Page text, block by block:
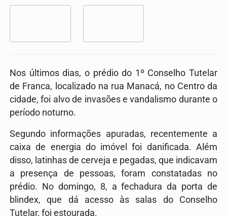
Nos últimos dias, o prédio do 1º Conselho Tutelar
de Franca, localizado na rua Manacá, no Centro da
cidade, foi alvo de invasões e vandalismo durante o
período noturno.
Segundo informações apuradas, recentemente a
caixa de energia do imóvel foi danificada. Além
disso, latinhas de cerveja e pegadas, que indicavam
a presença de pessoas, foram constatadas no
prédio. No domingo, 8, a fechadura da porta de
blindex, que dá acesso às salas do Conselho
Tutelar, foi estourada.